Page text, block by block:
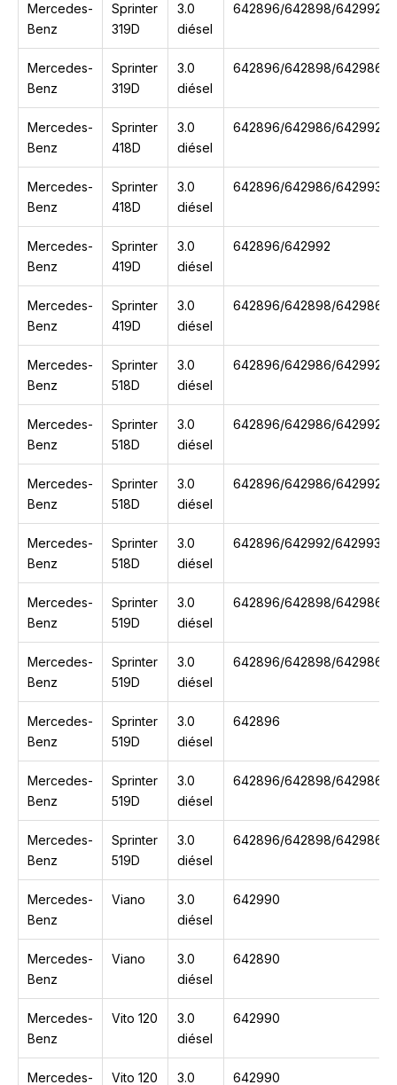
Mercedes-
Benz
Sprinter
319D
3.0
diésel
642896/642898/642992
Mercedes-
Benz
Sprinter
319D
3.0
diésel
642896/642898/642986/
Mercedes-
Benz
Sprinter
418D
3.0
diésel
642896/642986/642992/
Mercedes-
Benz
Sprinter
418D
3.0
diésel
642896/642986/642993
Mercedes-
Benz
Sprinter
419D
3.0
diésel
642896/642992
Mercedes-
Benz
Sprinter
419D
3.0
diésel
642896/642898/642986/
Mercedes-
Benz
Sprinter
518D
3.0
diésel
642896/642986/642992/
Mercedes-
Benz
Sprinter
518D
3.0
diésel
642896/642986/642992/
Mercedes-
Benz
Sprinter
518D
3.0
diésel
642896/642986/642992/
Mercedes-
Benz
Sprinter
518D
3.0
diésel
642896/642992/642993
Mercedes-
Benz
Sprinter
519D
3.0
diésel
642896/642898/642986/
Mercedes-
Benz
Sprinter
519D
3.0
diésel
642896/642898/642986/
Mercedes-
Benz
Sprinter
519D
3.0
diésel
642896
Mercedes-
Benz
Sprinter
519D
3.0
diésel
642896/642898/642986/
Mercedes-
Benz
Sprinter
519D
3.0
diésel
642896/642898/642986/
Mercedes-
Benz
Viano
3.0
diésel
642990
Mercedes-
Benz
Viano
3.0
diésel
642890
Mercedes-
Benz
Vito 120
3.0
diésel
642990
Mercedes-
Vito 120
3.0
642990